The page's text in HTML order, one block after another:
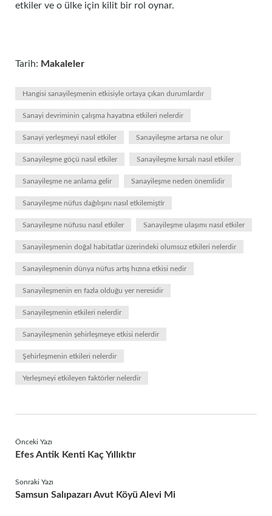
etkiler ve o ülke için kilit bir rol oynar.
Tarih: Makaleler
Hangisi sanayileşmenin etkisiyle ortaya çıkan durumlardır
Sanayi devriminin çalışma hayatına etkileri nelerdir
Sanayi yerleşmeyi nasıl etkiler Sanayileşme artarsa ne olur
Sanayileşme göçü nasıl etkiler Sanayileşme kırsalı nasıl etkiler
Sanayileşme ne anlama gelir Sanayileşme neden önemlidir
Sanayileşme nüfus dağılışını nasıl etkilemiştir
Sanayileşme nüfusu nasıl etkiler Sanayileşme ulaşımı nasıl etkiler
Sanayileşmenin doğal habitatlar üzerindeki olumsuz etkileri nelerdir
Sanayileşmenin dünya nüfus artış hızına etkisi nedir
Sanayileşmenin en fazla olduğu yer neresidir
Sanayileşmenin etkileri nelerdir
Sanayileşmenin şehirleşmeye etkisi nelerdir
Şehirleşmenin etkileri nelerdir
Yerleşmeyi etkileyen faktörler nelerdir
Önceki Yazı
Efes Antik Kenti Kaç Yıllıktır
Sonraki Yazı
Samsun Salıpazarı Avut Köyü Alevi Mi